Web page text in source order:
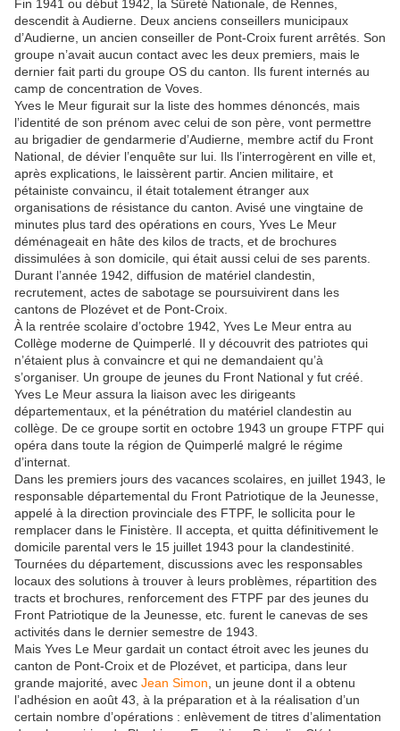
Fin 1941 ou début 1942, la Sûreté Nationale, de Rennes,
descendit à Audierne. Deux anciens conseillers municipaux
d’Audierne, un ancien conseiller de Pont-Croix furent arrêtés. Son
groupe n’avait aucun contact avec les deux premiers, mais le
dernier fait parti du groupe OS du canton. Ils furent internés au
camp de concentration de Voves.
Yves le Meur figurait sur la liste des hommes dénoncés, mais
l’identité de son prénom avec celui de son père, vont permettre
au brigadier de gendarmerie d’Audierne, membre actif du Front
National, de dévier l’enquête sur lui. Ils l’interrogèrent en ville et,
après explications, le laissèrent partir. Ancien militaire, et
pétainiste convaincu, il était totalement étranger aux
organisations de résistance du canton. Avisé une vingtaine de
minutes plus tard des opérations en cours, Yves Le Meur
déménageait en hâte des kilos de tracts, et de brochures
dissimulées à son domicile, qui était aussi celui de ses parents.
Durant l’année 1942, diffusion de matériel clandestin,
recrutement, actes de sabotage se poursuivirent dans les
cantons de Plozévet et de Pont-Croix.
À la rentrée scolaire d’octobre 1942, Yves Le Meur entra au
Collège moderne de Quimperlé. Il y découvrit des patriotes qui
n’étaient plus à convaincre et qui ne demandaient qu’à
s’organiser. Un groupe de jeunes du Front National y fut créé.
Yves Le Meur assura la liaison avec les dirigeants
départementaux, et la pénétration du matériel clandestin au
collège. De ce groupe sortit en octobre 1943 un groupe FTPF qui
opéra dans toute la région de Quimperlé malgré le régime
d’internat.
Dans les premiers jours des vacances scolaires, en juillet 1943, le
responsable départemental du Front Patriotique de la Jeunesse,
appelé à la direction provinciale des FTPF, le sollicita pour le
remplacer dans le Finistère. Il accepta, et quitta définitivement le
domicile parental vers le 15 juillet 1943 pour la clandestinité.
Tournées du département, discussions avec les responsables
locaux des solutions à trouver à leurs problèmes, répartition des
tracts et brochures, renforcement des FTPF par des jeunes du
Front Patriotique de la Jeunesse, etc. furent le canevas de ses
activités dans le dernier semestre de 1943.
Mais Yves Le Meur gardait un contact étroit avec les jeunes du
canton de Pont-Croix et de Plozévet, et participa, dans leur
grande majorité, avec Jean Simon , un jeune dont il a obtenu
l’adhésion en août 43, à la préparation et à la réalisation d’un
certain nombre d’opérations : enlèvement de titres d’alimentation